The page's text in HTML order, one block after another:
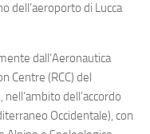
dell’aeroporto di Lucca
dall’Aeronautica
Centre (RCC) del
dell’accordo
Occidentale), con